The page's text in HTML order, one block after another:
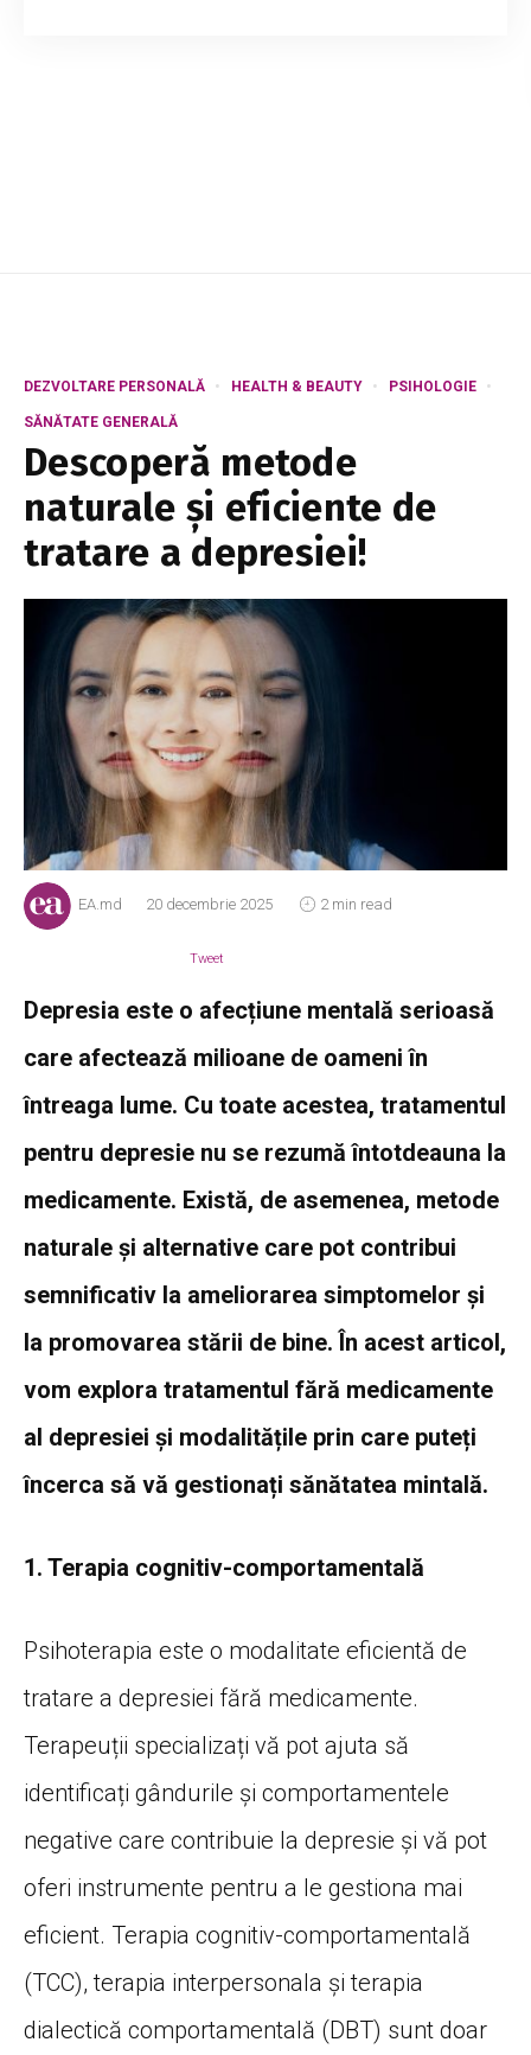
DEZVOLTARE PERSONALĂ HEALTH & BEAUTY PSIHOLOGIE
SĂNĂTATE GENERALĂ
Descoperă metode
naturale și eficiente de
tratare a depresiei!
EA.md 20 decembrie 2025 2 min read
Tweet
Depresia este o afecțiune mentală serioasă
care afectează milioane de oameni în
întreaga lume. Cu toate acestea, tratamentul
pentru depresie nu se rezumă întotdeauna la
medicamente. Există, de asemenea, metode
naturale și alternative care pot contribui
semnificativ la ameliorarea simptomelor și
la promovarea stării de bine. În acest articol,
vom explora tratamentul fără medicamente
al depresiei și modalitățile prin care puteți
încerca să vă gestionați sănătatea mintală.
1. Terapia cognitiv-comportamentală
Psihoterapia este o modalitate eficientă de
tratare a depresiei fără medicamente.
Terapeuții specializați vă pot ajuta să
identificați gândurile și comportamentele
negative care contribuie la depresie și vă pot
oferi instrumente pentru a le gestiona mai
eficient. Terapia cognitiv-comportamentală
(TCC), terapia interpersonala și terapia
dialectică comportamentală (DBT) sunt doar